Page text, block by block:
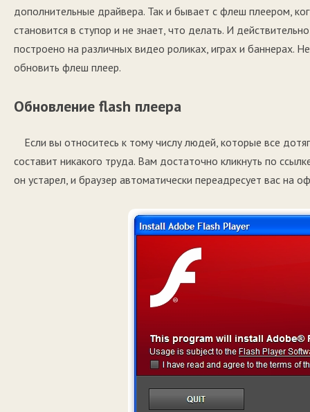
дополнительные драйвера. Так и бывает с флеш плеером,
становится в ступор и не знает, что делать. И
построено на различных видео роликах, играх и баннерах.
обновить флеш плеер.
Обновление flash плеера
Если вы относитесь к тому числу людей, которые все
составит никакого труда. Вам достаточно кликнуть по
он устарел, и браузер автоматически переадресует ваc на